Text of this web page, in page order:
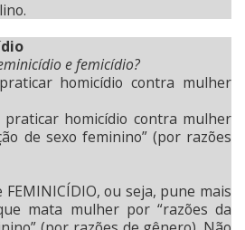
e femicídio?
homicídio contra mulher
praticar homicídio contra mulher
de sexo feminino” (por razões
ou seja, pune mais
mata mulher por “razões da